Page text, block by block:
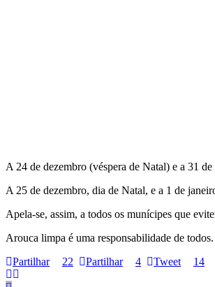
A 24 de dezembro (véspera de Natal) e a 31
A 25 de dezembro, dia de Natal, e a 1 de
Apela-se, assim, a todos os munícipes que
Arouca limpa é uma responsabilidade de todos.
Partilhar
22 Partilhar 4 Tweet 14